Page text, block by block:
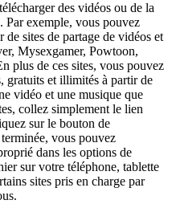
des vidéos ou de la
Par exemple, vous pouvez
sites de partage de vidéos et
Mysexgamer, Powtoon,
plus de ces sites, vous pouvez
gratuits et illimités à partir de
vidéo et une musique que
collez simplement le lien
sur le bouton de
vous pouvez
dans les options de
sur votre téléphone, tablette
sites pris en charge par